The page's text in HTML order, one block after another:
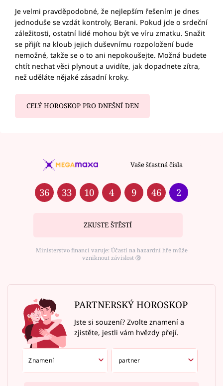
Je velmi pravděpodobné, že nejlepším řešením je dnes
jednoduše se vzdát kontroly, Berani. Pokud jde o srdeční
záležitosti, ostatní lidé mohou být ve víru zmatku. Snažit
se přijít na kloub jejich duševnímu rozpoložení bude
nemožné, takže se o to ani nepokoušejte. Možná budete
chtít nechat věci plynout a uvidíte, jak dopadnete zítra,
než uděláte nějaké zásadní kroky.
CELÝ HOROSKOP PRO DNEŠNÍ DEN
Vaše šťastná čísla
36 33 10 4 9 46 2
ZKUSTE ŠTĚSTÍ
Ministerstvo financí varuje: Účastí na hazardní hře může
vzniknout závislost ⑱
PARTNERSKÝ HOROSKOP
Jste si souzení? Zvolte znamení a
zjistěte, jestli vám hvězdy přejí.